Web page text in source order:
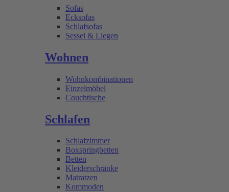
Sofas
Ecksofas
Schlafsofas
Sessel & Liegen
Wohnen
Wohnkombinationen
Einzelmöbel
Couchtische
Schlafen
Schlafzimmer
Boxspringbetten
Betten
Kleiderschränke
Matratzen
Kommoden